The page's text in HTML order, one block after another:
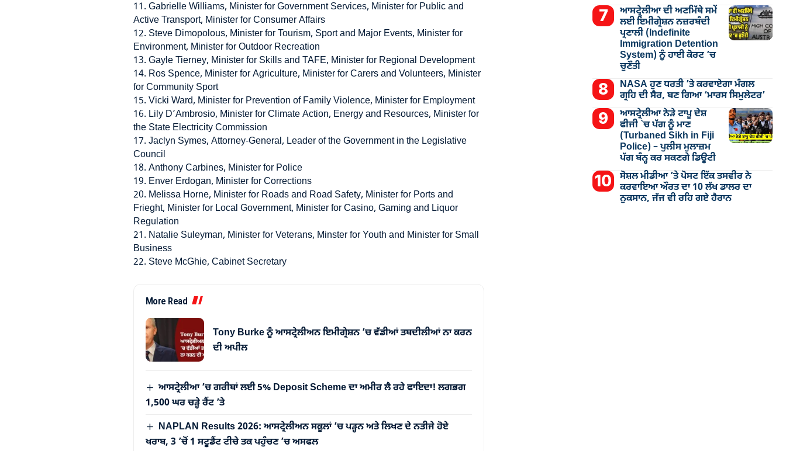
11. Gabrielle Williams, Minister for Government Services, Minister for Public and
Active Transport, Minister for Consumer Affairs
12. Steve Dimopolous, Minister for Tourism, Sport and Major Events, Minister for
Environment, Minister for Outdoor Recreation
13. Gayle Tierney, Minister for Skills and TAFE, Minister for Regional Development
14. Ros Spence, Minister for Agriculture, Minister for Carers and Volunteers, Minister
for Community Sport
15. Vicki Ward, Minister for Prevention of Family Violence, Minister for Employment
16. Lily D’Ambrosio, Minister for Climate Action, Energy and Resources, Minister for
the State Electricity Commission
17. Jaclyn Symes, Attorney-General, Leader of the Government in the Legislative
Council
18. Anthony Carbines, Minister for Police
19. Enver Erdogan, Minister for Corrections
20. Melissa Horne, Minister for Roads and Road Safety, Minister for Ports and
Frieght, Minister for Local Government, Minister for Casino, Gaming and Liquor
Regulation
21. Natalie Suleyman, Minister for Veterans, Minster for Youth and Minister for Small
Business
22. Steve McGhie, Cabinet Secretary
More Read
Tony Burke ਨੂੰ ਆਸਟ੍ਰੇਲੀਅਨ ਇਮੀਗ੍ਰੇਸ਼ਨ ’ਚ ਵੱਡੀਆਂ ਤਬਦੀਲੀਆਂ ਨਾ ਕਰਨ
ਦੀ ਅਪੀਲ
ਆਸਟ੍ਰੇਲੀਆ ’ਚ ਗਰੀਬਾਂ ਲਈ 5% Deposit Scheme ਦਾ ਅਮੀਰ ਲੈ ਰਹੇ ਫਾਇਦਾ! ਲਗਭਗ
1,500 ਘਰ ਚੜ੍ਹੇ ਰੈਂਟ ’ਤੇ
NAPLAN Results 2026: ਆਸਟ੍ਰੇਲੀਅਨ ਸਕੂਲਾਂ ’ਚ ਪੜ੍ਹਨ ਅਤੇ ਲਿਖਣ ਦੇ ਨਤੀਜੇ ਹੋਏ
ਖਰਾਬ, 3 ’ਚੋਂ 1 ਸਟੂਡੈਂਟ ਟੀਚੇ ਤਕ ਪਹੁੰਚਣ ’ਚ ਅਸਫਲ
ਆਸਟ੍ਰੇਲੀਆ ਦੀ ਅਣਮਿੱਥੇ ਸਮੇਂ
ਲਈ ਇਮੀਗ੍ਰੇਸ਼ਨ ਨਜ਼ਰਬੰਦੀ
ਪ੍ਰਣਾਲੀ (Indefinite
Immigration Detention
System) ਨੂੰ ਹਾਈ ਕੋਰਟ ’ਚ
ਚੁਣੌਤੀ
NASA ਹੁਣ ਧਰਤੀ ’ਤੇ ਕਰਵਾਏਗਾ ਮੰਗਲ
ਗ੍ਰਹਿ ਦੀ ਸੈਰ, ਬਣ ਗਿਆ ‘ਮਾਰਸ ਸਿਮੁਲੇਟਰ’
ਆਸਟ੍ਰੇਲੀਆ ਨੇੜੇ ਟਾਪੂ ਦੇਸ਼
ਫੀਜੀ `ਚ ਪੱਗ ਨੂੰ ਮਾਣ
(Turbaned Sikh in Fiji
Police) – ਪੁਲੀਸ ਮੁਲਾਜ਼ਮ
ਪੱਗ ਬੰਨ੍ਹ ਕਰ ਸਕਣਗੇ ਡਿਊਟੀ
ਸੋਸ਼ਲ ਮੀਡੀਆ ’ਤੇ ਪੋਸਟ ਇੱਕ ਤਸਵੀਰ ਨੇ
ਕਰਵਾਇਆ ਔਰਤ ਦਾ 10 ਲੱਖ ਡਾਲਰ ਦਾ
ਨੁਕਸਾਨ, ਜੱਜ ਵੀ ਰਹਿ ਗਏ ਹੈਰਾਨ